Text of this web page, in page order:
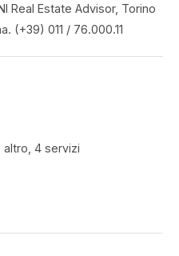
Real Estate Advisor, Torino
(+39) 011 / 76.000.11
4 servizi